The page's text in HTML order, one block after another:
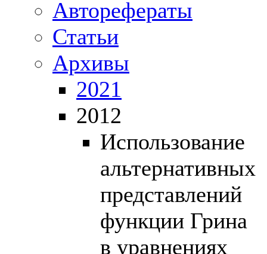
Авторефераты
Статьи
Архивы
2021
2012
Использование
альтернативных
представлений
функции Грина
в уравнениях